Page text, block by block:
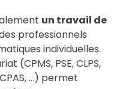
un travail de
professionnels
individuelles.
(CPMS, PSE, CLPS,
…) permet